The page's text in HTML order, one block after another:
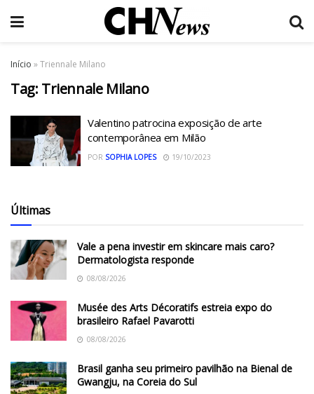
Início »Triennale Milano
Tag: Triennale Milano
Valentino patrocina exposição de arte
contemporânea em Milão
POR SOPHIA LOPES 19/10/2023
Últimas
Vale a pena investir em skincare mais caro?
Dermatologista responde
08/08/2026
Musée des Arts Décoratifs estreia expo do
brasileiro Rafael Pavarotti
08/08/2026
Brasil ganha seu primeiro pavilhão na Bienal de
Gwangju, na Coreia do Sul